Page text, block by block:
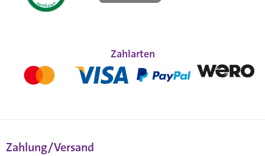
Zahlarten
Zahlung/Versand